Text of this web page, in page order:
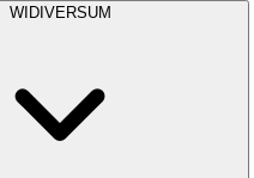
WIDIVERSUM